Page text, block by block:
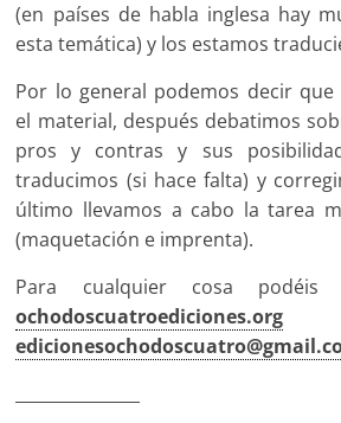
(en países de habla inglesa hay
esta temática) y los estamos
Por lo general podemos decir
el material, después debatimos
pros y contras y sus
traducimos (si hace falta) y
último llevamos a cabo la tarea
(maquetación e imprenta).
Para cualquier cosa podéis
ochodoscuatroediciones.org